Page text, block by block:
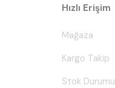
Hızlı Erişim
Mağaza
Kargo Takip
Stok Durumu